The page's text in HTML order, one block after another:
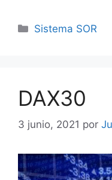
Categorías
Sistema SOR
DAX30
3 junio, 2021 por